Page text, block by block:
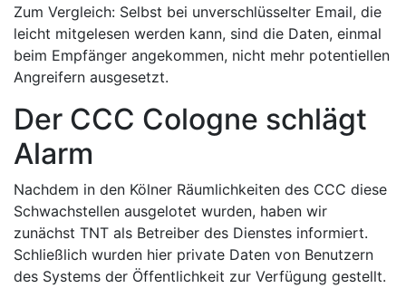
Zum Vergleich: Selbst bei unverschlüsselter Email, die
leicht mitgelesen werden kann, sind die Daten, einmal
beim Empfänger angekommen, nicht mehr potentiellen
Angreifern ausgesetzt.
Der CCC Cologne schlägt
Alarm
Nachdem in den Kölner Räumlichkeiten des CCC diese
Schwachstellen ausgelotet wurden, haben wir
zunächst TNT als Betreiber des Dienstes informiert.
Schließlich wurden hier private Daten von Benutzern
des Systems der Öffentlichkeit zur Verfügung gestellt.